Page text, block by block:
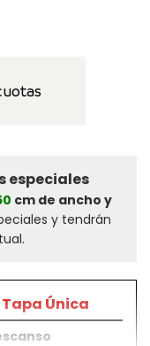
especiales
cm de ancho y
y tendrán
Única